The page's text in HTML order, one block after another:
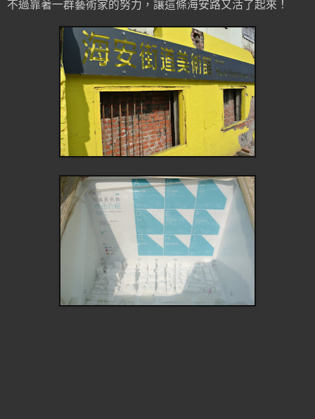
不過靠著一群藝術家的努力，讓這條海安路又活了起來！